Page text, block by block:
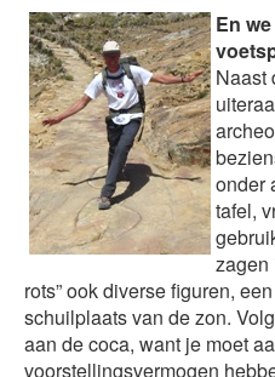
En
Naast
onder
tafel,
zagen
rots” ook diverse figuren,
schuilplaats van de zon.
aan de coca, want je moet
voorstellingsvermogen